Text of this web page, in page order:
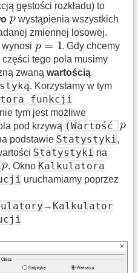
gęstości rozkładu) to
wystąpienia wszystkich
zmiennej losowej.
wynosi
. Gdy chcemy
tego pola musimy
zwaną wartością
. Korzystamy w tym
funkcji
tym jest możliwe
pod krzywą (Wartość
podstawie Statystyki ,
Statystyki na
. Okno Kalkulatora
uruchamiamy poprzez
→ Kalkulator